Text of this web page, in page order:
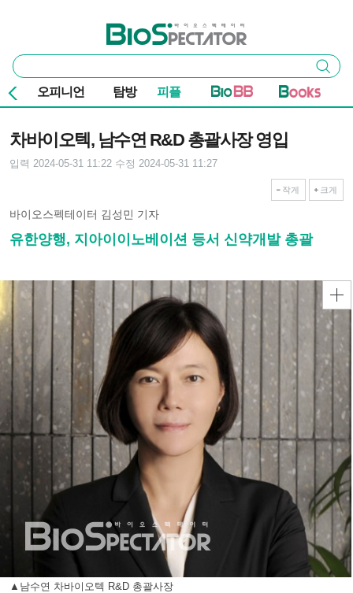
바이오스펙테이터
통
합
검
색
검색
오피니언 탐방 피플
차바이오텍, 남수연 R&D 총괄사장 영입
입력 2024-05-31 11:22 수정 2024-05-31 11:27
작게 크게
바이오스펙테이터 김성민 기자
유한양행, 지아이이노베이션 등서 신약개발 총괄
▲남수연 차바이오텍 R&D 총괄사장